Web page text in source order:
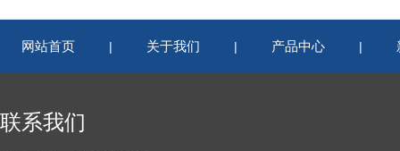
网站首页 | 关于我们 | 产品中心 |
联系我们